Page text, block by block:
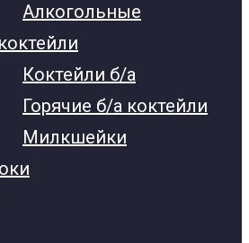
Алкогольные
коктейли
Коктейли б/а
Горячие б/а коктейли
Милкшейки